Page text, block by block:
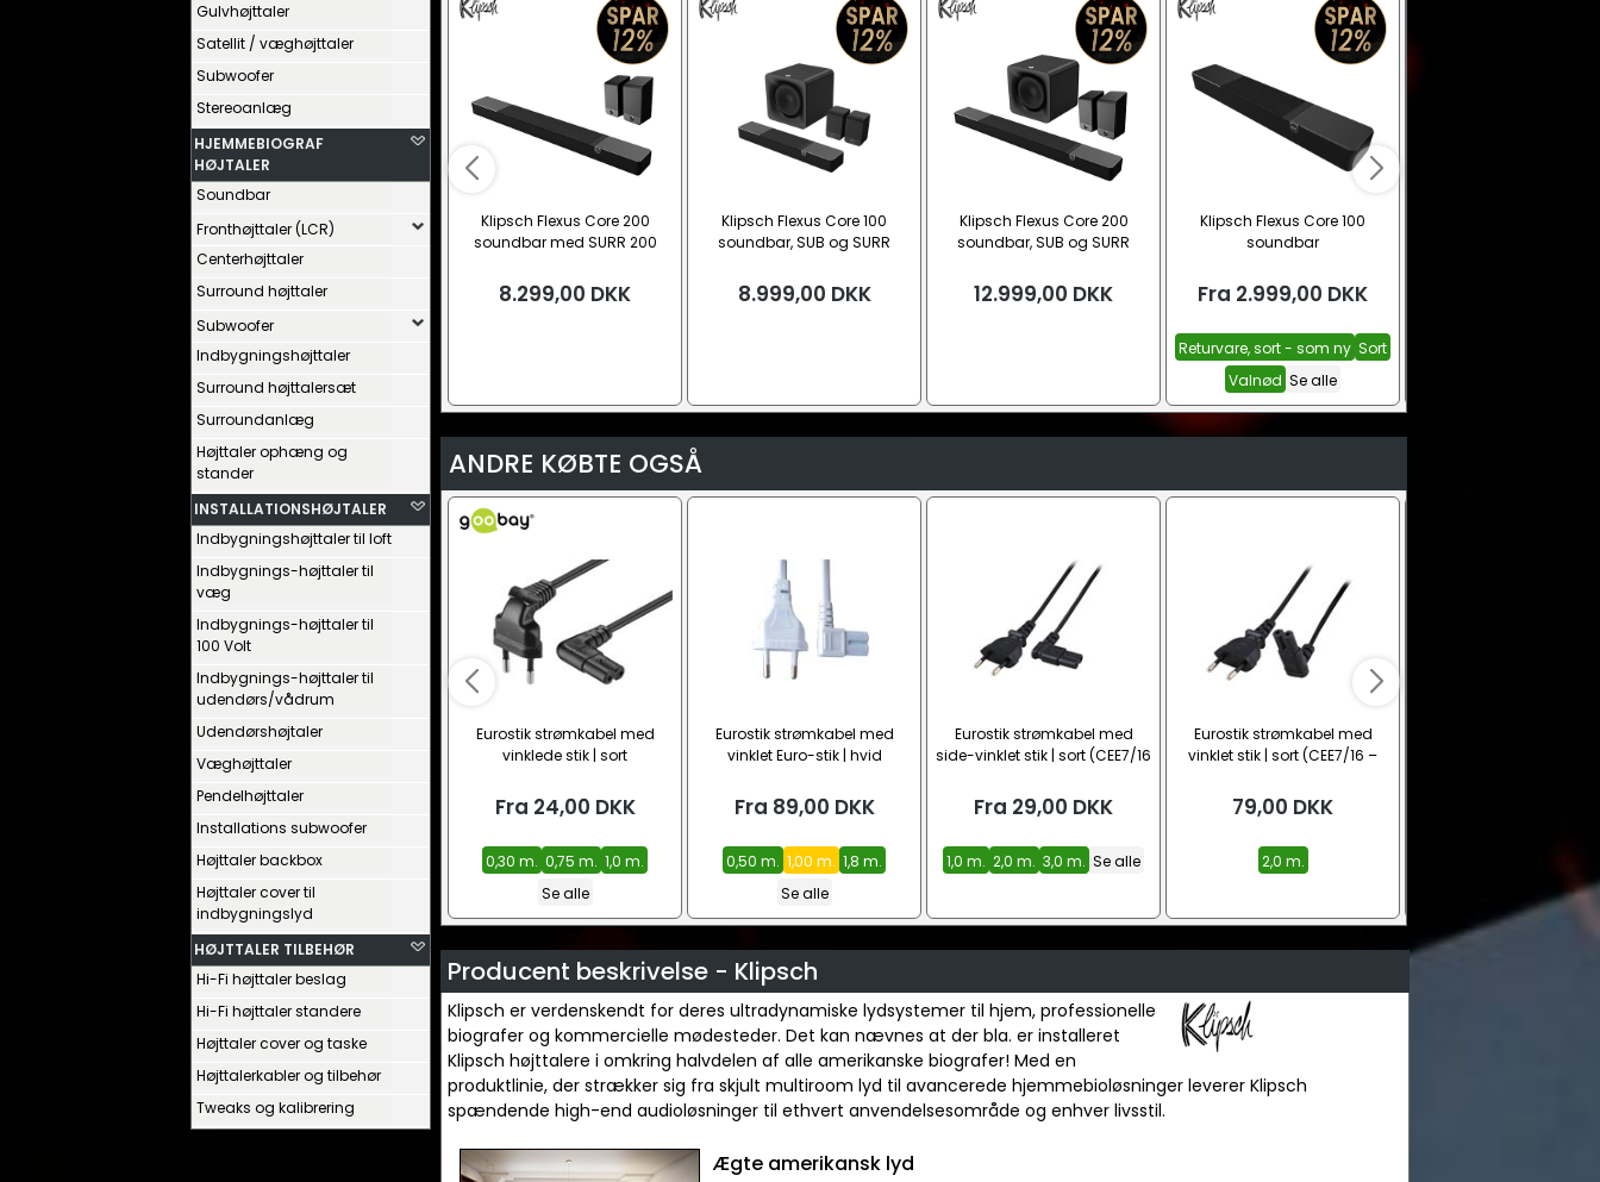
Gulvhøjttaler
Satellit / væghøjttaler
Subwoofer
Stereoanlæg
HJEMMEBIOGRAF
HØJTALER
Soundbar
Fronthøjttaler (LCR)
Centerhøjttaler
Surround højttaler
Subwoofer
Indbygningshøjttaler
Surround højttalersæt
Surroundanlæg
Højttaler ophæng og
stander
INSTALLATIONSHØJTALER
Indbygningshøjttaler til loft
Indbygnings-højttaler til
væg
Indbygnings-højttaler til
100 Volt
Indbygnings-højttaler til
udendørs/vådrum
Udendørshøjtaler
Væghøjttaler
Pendelhøjttaler
Installations subwoofer
Højttaler backbox
Højttaler cover til
indbygningslyd
HØJTTALER TILBEHØR
Hi-Fi højttaler beslag
Hi-Fi højttaler standere
Højttaler cover og taske
Højttalerkabler og tilbehør
Tweaks og kalibrering
Klipsch Flexus Core 200
soundbar med SURR 200
8.299,00 DKK
Klipsch Flexus Core 100
soundbar, SUB og SURR
8.999,00 DKK
Klipsch Flexus Core 200
soundbar, SUB og SURR
12.999,00 DKK
Klipsch Flexus Core 100
soundbar
Fra 2.999,00 DKK
Returvare, sort - som ny Sort
Valnød Se alle
ANDRE KØBTE OGSÅ
Eurostik strømkabel med
vinklede stik | sort
Fra 24,00 DKK
0,30 m. 0,75 m. 1,0 m.
Se alle
Eurostik strømkabel med
vinklet Euro-stik | hvid
Fra 89,00 DKK
0,50 m. 1,00 m. 1,8 m.
Se alle
Eurostik strømkabel med
side-vinklet stik | sort (CEE7/16
Fra 29,00 DKK
1,0 m. 2,0 m. 3,0 m. Se alle
Eurostik strømkabel med
vinklet stik | sort (CEE7/16 –
79,00 DKK
2,0 m.
Producent beskrivelse - Klipsch
Klipsch er verdenskendt for deres ultradynamiske lydsystemer til hjem, professionelle
biografer og kommercielle mødesteder. Det kan nævnes at der bla. er installeret
Klipsch højttalere i omkring halvdelen af alle amerikanske biografer! Med en
produktlinie, der strækker sig fra skjult multiroom lyd til avancerede hjemmebioløsninger leverer Klipsch
spændende high-end audioløsninger til ethvert anvendelsesområde og enhver livsstil.
Ægte amerikansk lyd